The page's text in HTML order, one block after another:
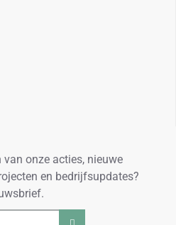
onze acties, nieuwe
en bedrijfsupdates?